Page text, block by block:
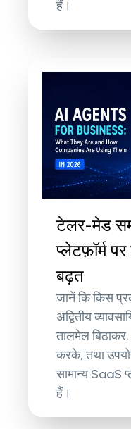
हैं।
टेलर-मेड
प्लेटफ़ॉर्म
बढ़त
जानें कि किस
अद्वितीय
तालमेल
करके, तथा
सामान्य SaaS
हैं।